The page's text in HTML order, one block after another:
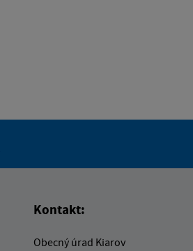
Kontakt:
Obecný úrad Kiarov